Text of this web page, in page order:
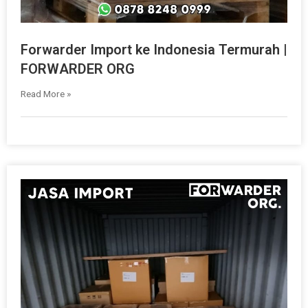
Forwarder Import ke Indonesia Termurah |
FORWARDER ORG
Read More »